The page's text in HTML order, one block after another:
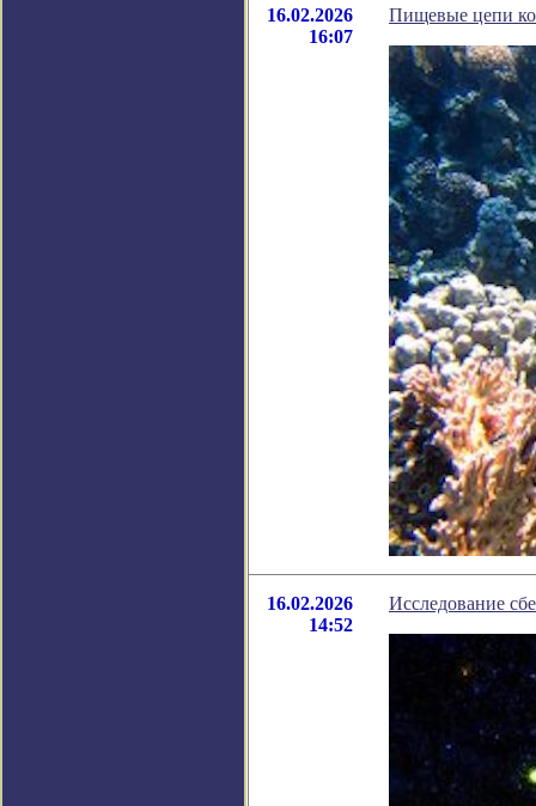
16.02.2026
16:07
Пищевые цепи
16.02.2026
14:52
Исследование